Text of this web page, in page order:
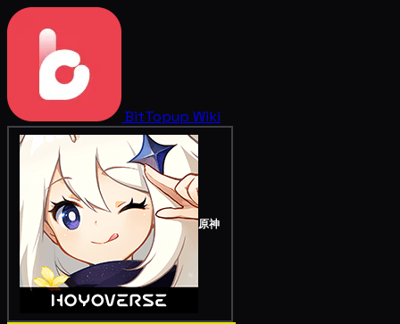
BitTopup Wiki
原神